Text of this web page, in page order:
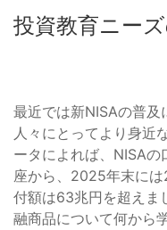
投資教育ニー
最近では新NISAの普
人々にとってより身近
ータによれば、NISA
座から、2025年末に
付額は63兆円を超えま
融商品について何から